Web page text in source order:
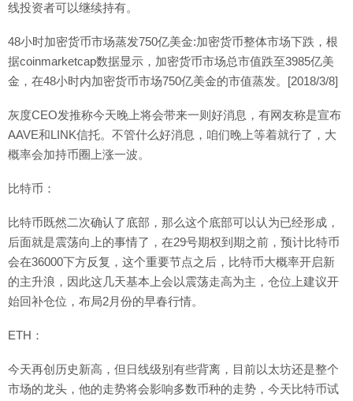
线投资者可以继续持有。
48小时加密货币市场蒸发750亿美金:加密货币整体市场下跌，根
据coinmarketcap数据显示，加密货币市场总市值跌至3985亿美
金，在48小时内加密货币市场750亿美金的市值蒸发。[2018/3/8]
灰度CEO发推称今天晚上将会带来一则好消息，有网友称是宣布
AAVE和LINK信托。不管什么好消息，咱们晚上等着就行了，大
概率会加持币圈上涨一波。
比特币：
比特币既然二次确认了底部，那么这个底部可以认为已经形成，
后面就是震荡向上的事情了，在29号期权到期之前，预计比特币
会在36000下方反复，这个重要节点之后，比特币大概率开启新
的主升浪，因此这几天基本上会以震荡走高为主，仓位上建议开
始回补仓位，布局2月份的早春行情。
ETH：
今天再创历史新高，但日线级别有些背离，目前以太坊还是整个
市场的龙头，他的走势将会影响多数币种的走势，今天比特币试